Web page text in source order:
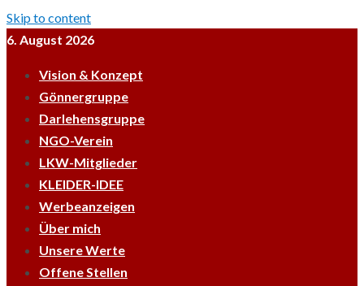
Skip to content
6. August 2026
Vision & Konzept
Gönnergruppe
Darlehensgruppe
NGO-Verein
LKW-Mitglieder
KLEIDER-IDEE
Werbeanzeigen
Über mich
Unsere Werte
Offene Stellen